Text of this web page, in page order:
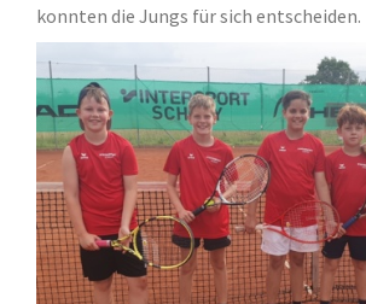
konnten die Jungs für sich entscheiden.